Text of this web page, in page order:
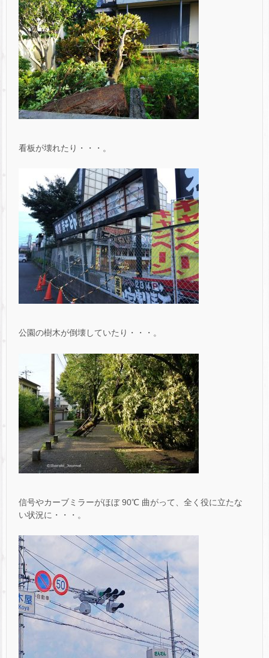
看板が壊れたり・・・。
公園の樹木が倒壊していたり・・・。
信号やカーブミラーがほぼ 90℃ 曲がって、全く役に立たな
い状況に・・・。